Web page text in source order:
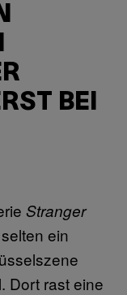
BEI
Stranger
ein
Dort rast eine